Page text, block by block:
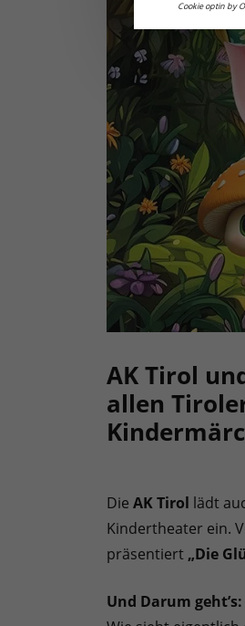
AK Tirol
allen
Die AK Tirol lädt
Kindertheater ein.
präsentiert „Die
Und Darum geht’s:
Cookie optin by